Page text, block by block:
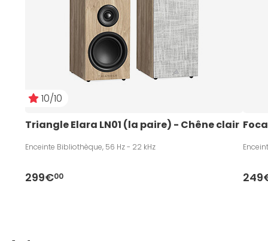
10/10
Triangle Elara LN01 (la paire) - Chêne clair
Enceinte Bibliothèque, 56 Hz - 22 kHz
299€00